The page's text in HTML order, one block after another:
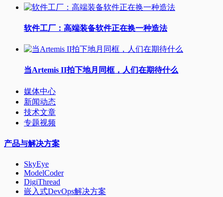
软件工厂：高端装备软件正在换一种造法
当Artemis II拍下地月同框，人们在期待什么
媒体中心
新闻动态
技术文章
专题视频
产品与解决方案
SkyEye
ModelCoder
DigiThread
嵌入式DevOps解决方案